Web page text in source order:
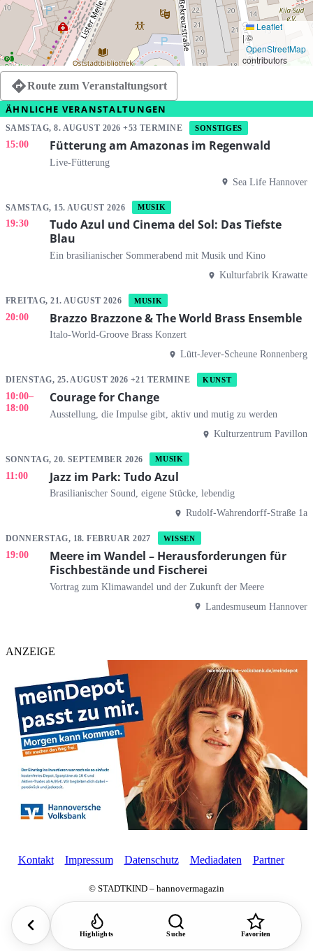
Leaflet
|©
OpenStreetMap
contributors
Route zum Veranstaltungsort
ÄHNLICHE VERANSTALTUNGEN
SAMSTAG, 8. AUGUST 2026 +53 TERMINE SONSTIGES
15:00 Fütterung am Amazonas im Regenwald
Live-Fütterung
Sea Life Hannover
SAMSTAG, 15. AUGUST 2026 MUSIK
19:30
Tudo Azul und Cinema del Sol: Das Tiefste
Blau
Ein brasilianischer Sommerabend mit Musik und Kino
Kulturfabrik Krawatte
FREITAG, 21. AUGUST 2026 MUSIK
20:00 Brazzo Brazzone & The World Brass Ensemble
Italo-World-Groove Brass Konzert
Lütt-Jever-Scheune Ronnenberg
DIENSTAG, 25. AUGUST 2026 +21 TERMINE KUNST
10:00–
18:00
Courage for Change
Ausstellung, die Impulse gibt, aktiv und mutig zu werden
Kulturzentrum Pavillon
SONNTAG, 20. SEPTEMBER 2026 MUSIK
11:00 Jazz im Park: Tudo Azul
Brasilianischer Sound, eigene Stücke, lebendig
Rudolf-Wahrendorff-Straße 1a
DONNERSTAG, 18. FEBRUAR 2027 WISSEN
19:00
Meere im Wandel – Herausforderungen für
Fischbestände und Fischerei
Vortrag zum Klimawandel und der Zukunft der Meere
Landesmuseum Hannover
ANZEIGE
Kontakt Impressum Datenschutz Mediadaten Partner
© STADTKIND – hannovermagazin
Highlights Suche Favoriten